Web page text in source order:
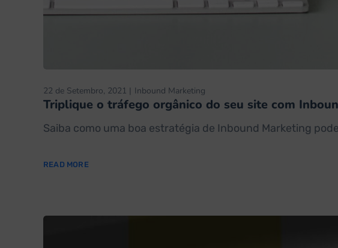
22 de Setembro, 2021 Inbound Marketing
Triplique o tráfego orgânico do seu site com
Saiba como uma boa estratégia de Inbound Marketing
READ MORE